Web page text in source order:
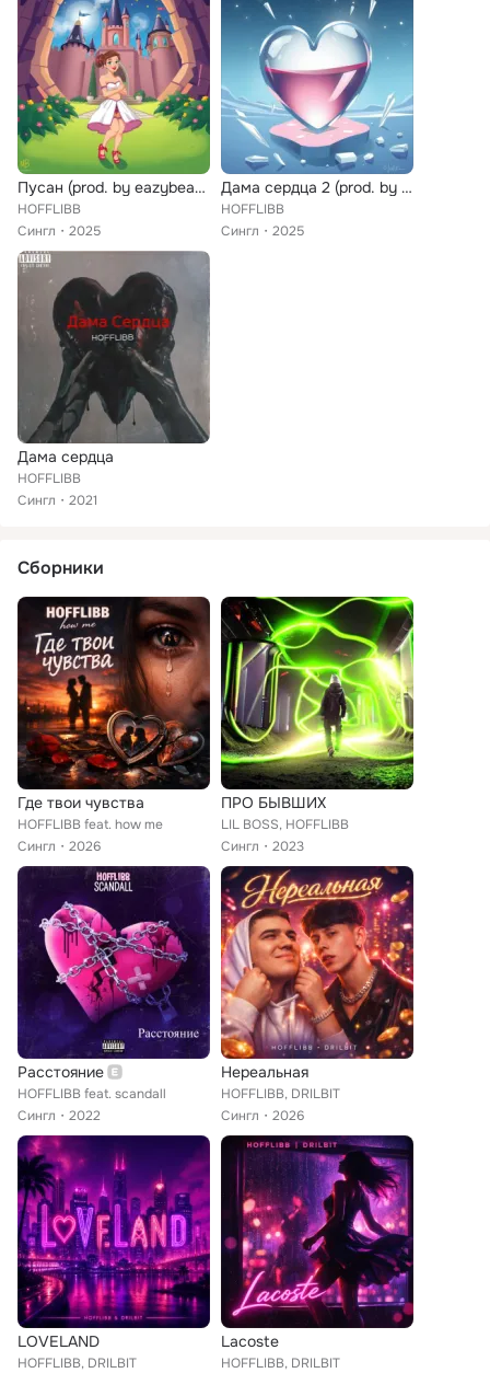
Пусан (prod. by eazybeats)
HOFFLIBB
Сингл
2025
Дама сердца 2 (prod. by Hellirks)
HOFFLIBB
Сингл
2025
Дама сердца
HOFFLIBB
Сингл
2021
Сборники
Где твои чувства
HOFFLIBB feat. how me
Сингл
2026
ПРО БЫВШИХ
LIL BOSS, HOFFLIBB
Сингл
2023
Расстояние
HOFFLIBB feat. scandall
Сингл
2022
Нереальная
HOFFLIBB, DRILBIT
Сингл
2026
LOVELAND
HOFFLIBB, DRILBIT
Lacoste
HOFFLIBB, DRILBIT